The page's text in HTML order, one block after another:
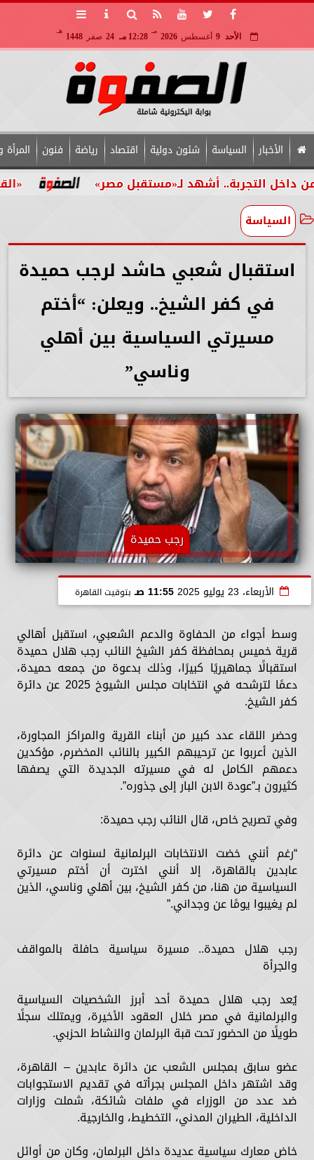
الأحد 9 أغسطس 2026
مـ
12:28 مـ 24 صفر 1448
هـ
الأخبار السياسة شئون دولية اقتصاد رياضة فنون
«القومي أشهد لـ«مستقبل مصر»
السياسة
استقبال شعبي حاشد لرجب حميدة
في كفر الشيخ.. ويعلن: “أختم
مسيرتي السياسية بين أهلي
وناسي”
رجب حميدة
الأربعاء، 23 يوليو 2025 11:55 صـ بتوقيت القاهرة
وسط أجواء من الحفاوة والدعم الشعبي، استقبل أهالي
قرية خميس بمحافظة كفر الشيخ النائب رجب هلال حميدة
استقبالًا جماهيريًا كبيرًا، وذلك بدعوة من جمعه حميدة،
دعمًا لترشحه في انتخابات مجلس الشيوخ 2025 عن دائرة
كفر الشيخ.
وحضر اللقاء عدد كبير من أبناء القرية والمراكز المجاورة،
الذين أعربوا عن ترحيبهم الكبير بالنائب المخضرم، مؤكدين
دعمهم الكامل له في مسيرته الجديدة التي يصفها
كثيرون بـ”عودة الابن البار إلى جذوره”.
وفي تصريح خاص، قال النائب رجب حميدة:
“رغم أنني خضت الانتخابات البرلمانية لسنوات عن دائرة
عابدين بالقاهرة، إلا أنني اخترت أن أختم مسيرتي
السياسية من هنا، من كفر الشيخ، بين أهلي وناسي، الذين
لم يغيبوا يومًا عن وجداني.”
رجب هلال حميدة.. مسيرة سياسية حافلة بالمواقف
والجرأة
يُعد رجب هلال حميدة أحد أبرز الشخصيات السياسية
والبرلمانية في مصر خلال العقود الأخيرة، ويمتلك سجلًا
طويلًا من الحضور تحت قبة البرلمان والنشاط الحزبي.
عضو سابق بمجلس الشعب عن دائرة عابدين – القاهرة،
وقد اشتهر داخل المجلس بجرأته في تقديم الاستجوابات
ضد عدد من الوزراء في ملفات شائكة، شملت وزارات
الداخلية، الطيران المدني، التخطيط، والخارجية.
خاض معارك سياسية عديدة داخل البرلمان، وكان من أوائل